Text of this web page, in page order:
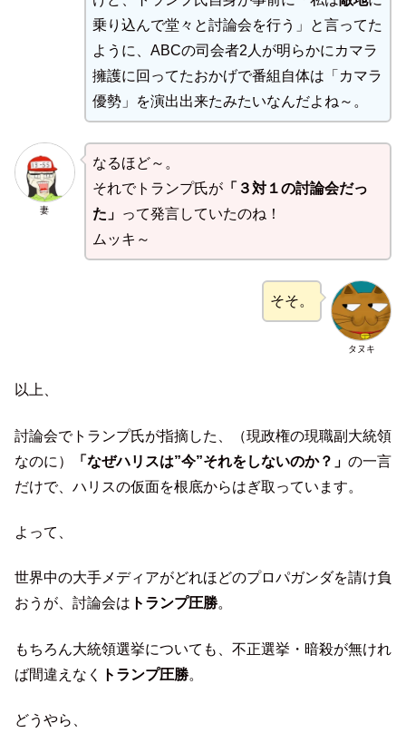
乗り込んで堂々と討論会を行う」と言ってた
ように、ABCの司会者2人が明らかにカマラ
擁護に回ってたおかげで番組自体は「カマラ
優勢」を演出出来たみたいなんだよね～。
妻
なるほど～。
それでトランプ氏が「３対１の討論会だっ
た」 って発言していたのね！
ムッキ～
タヌキ
そそ。
以上、
討論会でトランプ氏が指摘した、（現政権の現職副大統領
なのに）
「なぜハリスは”今”それをしないのか？」 の一言
だけで、ハリスの仮面を根底からはぎ取っています。
よって、
世界中の大手メディアがどれほどのプロパガンダを請け負
おうが、討論会は トランプ圧勝。
もちろん大統領選挙についても、不正選挙・暗殺が無けれ
ば間違えなく
トランプ圧勝。
どうやら、